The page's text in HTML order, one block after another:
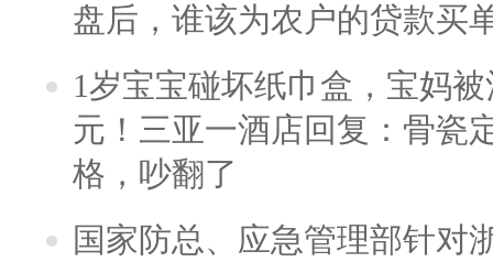
盘后，谁该为农户的贷款买
1岁宝宝碰坏纸巾盒，宝妈
元！三亚一酒店回复：骨瓷
格，吵翻了
国家防总、应急管理部针对